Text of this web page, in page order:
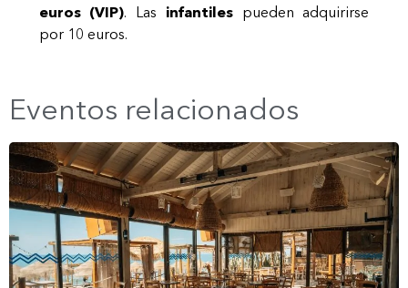
euros (VIP). Las infantilespueden adquirirse
por 10 euros.
Eventos relacionados